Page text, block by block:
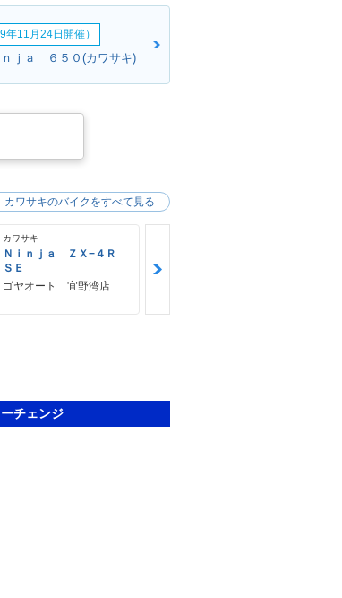
11月24日開催）
ｎｊａ ６５０(カワサキ)
カワサキ
Ｎｉｎｊａ ＺＸ−４Ｒ
ＳＥ
ゴヤオート 宜野湾店
カワサキのバイクをすべて見る
チェンジ